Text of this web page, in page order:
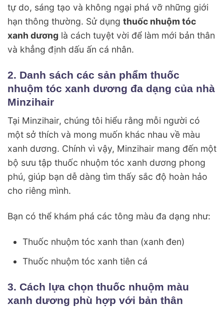
tự do, sáng tạo và không ngại phá vỡ những giới
hạn thông thường. Sử dụng thuốc nhuộm tóc
xanh dương là cách tuyệt vời để làm mới bản thân
và khẳng định dấu ấn cá nhân.
2. Danh sách các sản phẩm thuốc
nhuộm tóc xanh dương đa dạng của nhà
Minzihair
Tại Minzihair, chúng tôi hiểu rằng mỗi người có
một sở thích và mong muốn khác nhau về màu
xanh dương. Chính vì vậy, Minzihair mang đến một
bộ sưu tập thuốc nhuộm tóc xanh dương phong
phú, giúp bạn dễ dàng tìm thấy sắc độ hoàn hảo
cho riêng mình.
Bạn có thể khám phá các tông màu đa dạng như:
Thuốc nhuộm tóc xanh than (xanh đen)
Thuốc nhuộm tóc xanh tiên cá
3. Cách lựa chọn thuốc nhuộm màu
xanh dương phù hợp với bản thân